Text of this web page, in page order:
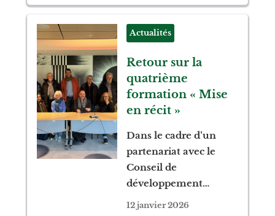
Retour sur la
quatrième
formation « Mise
en récit »
Actualités
Dans le cadre d’un
partenariat avec le
Conseil de
développement…
12 janvier 2026